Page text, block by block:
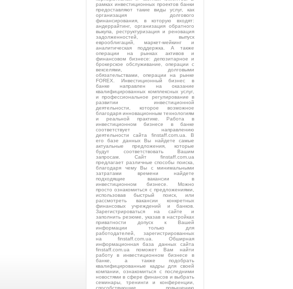
рамках инвестиционных проектов банки
предоставляют такие виды услуг, как
организация долгового
финансирования, в которую входят:
андеррайтинг, организация обратного
выкупа, реструктуризация и реновация
задолженностей, выпуск
еврооблигаций, маркет-мейкинг и
аналитическая поддержка. А также
операции на рынках активов и
финансовом бизнесе: депозитарное и
брокерское обслуживание, операции с
векселями, долговыми
обязательствами, операции на рынке
FOREX. Инвестиционный бизнес в
банке направлен на оказание
квалифицированных комплексных услуг,
и профессиональное регулирование в
развитии инвестиционной
деятельности, которое возможное
благодаря инновационным технологиям
и реальной практике. Работа в
инвестиционном бизнесе в банке
соответствует направлению
деятельности сайта finstaff.com.ua. В
его базе данных Вы найдете самые
актуальные предложения, которые
будут соответствовать Вашим
запросам. Сайт finstaff.com.ua
предлагает различные способы поиска,
благодаря чему Вы с минимальными
затратами времени найдете
подходящие вакансии в
инвестиционном бизнесе. Можно
просто ознакомиться с предложениями,
использовав быстрый поиск, или
рассмотреть вакансии конкретных
финансовых учреждений и банков.
Зарегистрироваться на сайте и
заполнить резюме, указав в настройках
приватности допуск к Вашей
информации только для
работодателей, зарегистрированных
на finstaff.com.ua. Обширная
информационная база данных сайта
finstaff.com.ua поможет Вам найти
работу в инвестиционном бизнесе в
банке, а также подобрать
квалифицированные кадры для своей
компании, ознакомиться с последними
новостями в сфере финансов и выбрать
семинары, тренинги и конференции,
способствующие повышению